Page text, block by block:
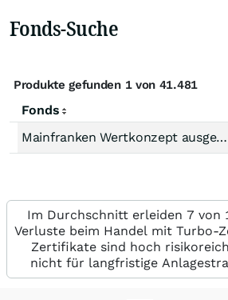
Fonds-Suche
Produkte gefunden 1 von 41.481
Fonds
Mainfranken Wertkonzept ausgewogen
Im Durchschnitt erleiden 7 von
Verluste beim Handel mit Turbo-
Zertifikate sind hoch
nicht für langfristige